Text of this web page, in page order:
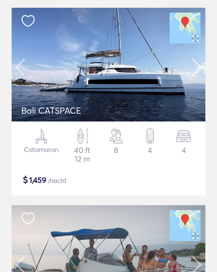
Bali CATSPACE
Catamaran
40 ft
12 m
8 4 4
$1,459 /nacht